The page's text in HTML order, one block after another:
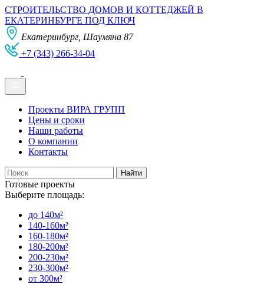
СТРОИТЕЛЬСТВО ДОМОВ И КОТТЕДЖЕЙ В
ЕКАТЕРИНБУРГЕ ПОД КЛЮЧ
Екатеринбург, Шаумяна 87
+7 (343) 266-34-04
Проекты ВИРА ГРУПП
Цены и сроки
Наши работы
О компании
Контакты
Готовые проекты
Выберите площадь:
до 140м²
140-160м²
160-180м²
180-200м²
200-230м²
230-300м²
от 300м²